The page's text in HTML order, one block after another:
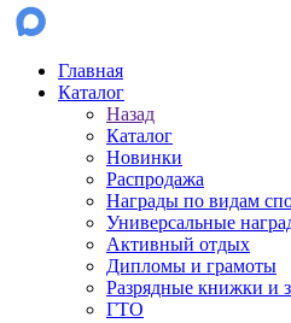
Главная
Каталог
Назад
Каталог
Новинки
Распродажа
Награды по видам
Универсальные
Активный отдых
Дипломы и грамоты
Разрядные книжки и
ГТО